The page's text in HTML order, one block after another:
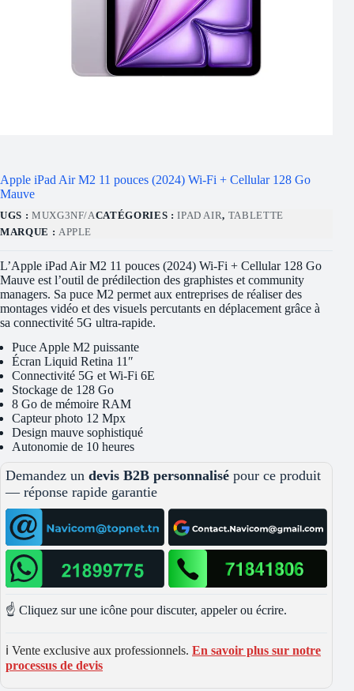
Apple iPad Air M2 11 pouces (2024) Wi-Fi + Cellular 128 Go
Mauve
UGS : MUXG3NF/ACATÉGORIES :IPAD AIR, TABLETTE
MARQUE : APPLE
L’Apple iPad Air M2 11 pouces (2024) Wi-Fi + Cellular 128 Go
Mauve est l’outil de prédilection des graphistes et community
managers. Sa puce M2 permet aux entreprises de réaliser des
montages vidéo et des visuels percutants en déplacement grâce à
sa connectivité 5G ultra-rapide.
Puce Apple M2 puissante
Écran Liquid Retina 11″
Connectivité 5G et Wi-Fi 6E
Stockage de 128 Go
8 Go de mémoire RAM
Capteur photo 12 Mpx
Design mauve sophistiqué
Autonomie de 10 heures
Demandez un devis B2B personnalisé pour ce produit
— réponse rapide garantie
☝️ Cliquez sur une icône pour discuter, appeler ou écrire.
ℹ️ Vente exclusive aux professionnels. En savoir plus sur notre
processus de devis